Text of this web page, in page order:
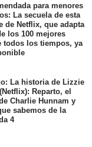
para menores
La secuela de esta
de Netflix, que adapta
los 100 mejores
todos los tiempos, ya
La historia de Lizzie
Reparto, el
Charlie Hunnam y
sabemos de la
4